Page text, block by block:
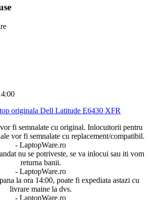
originala Dell Latitude E6430 XFR
fi semnalate cu original. Inlocuitorii pentru
vor fi semnalate cu replacement/compatibil.
- LaptopWare.ro
nu se potriveste, se va inlocui sau iti vom
returna banii.
- LaptopWare.ro
la ora 14:00, poate fi expediata astazi cu
livrare maine la dvs.
- LaptopWare.ro